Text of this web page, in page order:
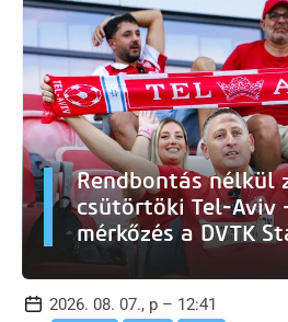
Rendbontás nélkül
csütörtöki Tel-Aviv
mérkőzés a DVTK
2026. 08. 07., p – 12:41